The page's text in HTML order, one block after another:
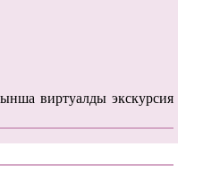
виртуалды экскурсия